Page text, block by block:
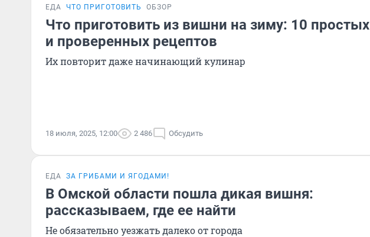
ЕДА ЧТО ПРИГОТОВИТЬ ОБЗОР
Что приготовить из вишни на зиму: 10 простых
и проверенных рецептов
Их повторит даже начинающий кулинар
18 июля, 2025, 12:00 2 486 Обсудить
ЕДА ЗА ГРИБАМИ И ЯГОДАМИ!
В Омской области пошла дикая вишня:
рассказываем, где ее найти
Не обязательно уезжать далеко от города